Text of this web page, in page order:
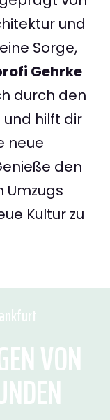
und
Sorge,
Gehrke
durch den
hilft dir
neue
den
Umzugs
Kultur zu
VON